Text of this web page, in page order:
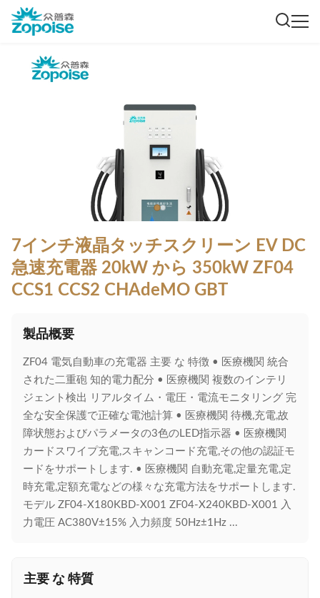
7インチ液晶タッチスクリーン EV DC
急速充電器 20kW から 350kW ZF04
CCS1 CCS2 CHAdeMO GBT
製品概要
ZF04 電気自動車の充電器 主要 な 特徴 • 医療機関 統合
された二重砲 知的電力配分 • 医療機関 複数のインテリ
ジェント検出 リアルタイム・電圧・電流モニタリング 完
全な安全保護で正確な電池計算 • 医療機関 待機,充電,故
障状態およびパラメータの3色のLED指示器 • 医療機関
カードスワイプ充電,スキャンコード充電,その他の認証モ
ードをサポートします. • 医療機関 自動充電,定量充電,定
時充電,定額充電などの様々な充電方法をサポートします.
モデル ZF04-X180KBD-X001 ZF04-X240KBD-X001 入
力電圧 AC380V±15% 入力頻度 50Hz±1Hz ...
主要 な 特質